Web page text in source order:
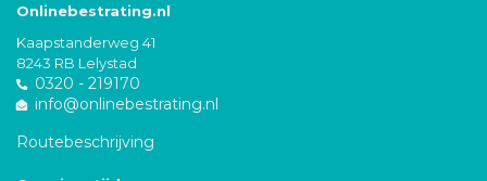
Onlinebestrating.nl
Kaapstanderweg 41
8243 RB Lelystad
0320 - 219170
info@onlinebestrating.nl
Routebeschrijving